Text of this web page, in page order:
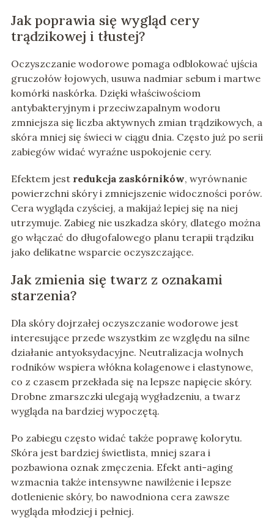
Jak poprawia się wygląd cery
trądzikowej i tłustej?
Oczyszczanie wodorowe pomaga odblokować ujścia
gruczołów łojowych, usuwa nadmiar sebum i martwe
komórki naskórka. Dzięki właściwościom
antybakteryjnym i przeciwzapalnym wodoru
zmniejsza się liczba aktywnych zmian trądzikowych, a
skóra mniej się świeci w ciągu dnia. Często już po serii
zabiegów widać wyraźne uspokojenie cery.
Efektem jest redukcja zaskórników, wyrównanie
powierzchni skóry i zmniejszenie widoczności porów.
Cera wygląda czyściej, a makijaż lepiej się na niej
utrzymuje. Zabieg nie uszkadza skóry, dlatego można
go włączać do długofalowego planu terapii trądziku
jako delikatne wsparcie oczyszczające.
Jak zmienia się twarz z oznakami
starzenia?
Dla skóry dojrzałej oczyszczanie wodorowe jest
interesujące przede wszystkim ze względu na silne
działanie antyoksydacyjne. Neutralizacja wolnych
rodników wspiera włókna kolagenowe i elastynowe,
co z czasem przekłada się na lepsze napięcie skóry.
Drobne zmarszczki ulegają wygładzeniu, a twarz
wygląda na bardziej wypoczętą.
Po zabiegu często widać także poprawę kolorytu.
Skóra jest bardziej świetlista, mniej szara i
pozbawiona oznak zmęczenia. Efekt anti-aging
wzmacnia także intensywne nawilżenie i lepsze
dotlenienie skóry, bo nawodniona cera zawsze
wygląda młodziej i pełniej.